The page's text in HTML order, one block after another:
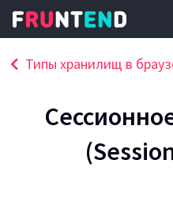
Типы хранилищ в